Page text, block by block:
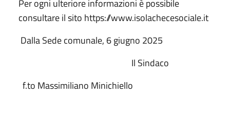
Per ogni ulteriore informazioni è possibile
consultare il sito https://www.isolachecesociale.it
Dalla Sede comunale, 6 giugno 2025
Il Sindaco
f.to Massimiliano Minichiello